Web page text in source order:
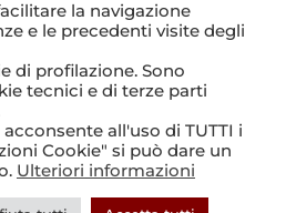
del
e della crescita!
2026Valorugby
la navigazione
e le precedenti visite degli
di profilazione. Sono
tecnici e di terze parti
all'uso di TUTTI i
Cookie" si può dare un
Ulteriori informazioni